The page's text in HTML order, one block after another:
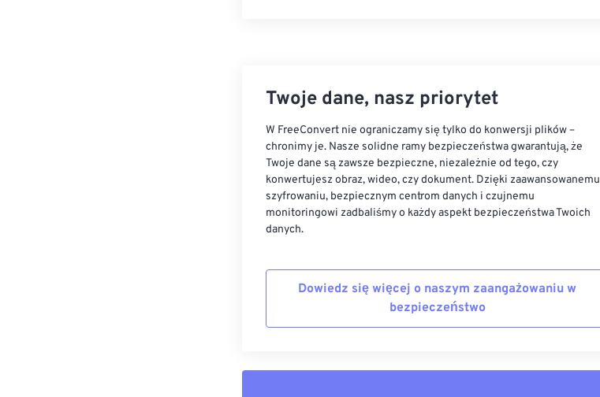
Twoje dane, nasz priorytet
W FreeConvert nie ograniczamy się tylko do konwersji plików –
chronimy je. Nasze solidne ramy bezpieczeństwa gwarantują, że
Twoje dane są zawsze bezpieczne, niezależnie od tego, czy
konwertujesz obraz, wideo, czy dokument. Dzięki zaawansowanemu
szyfrowaniu, bezpiecznym centrom danych i czujnemu
monitoringowi zadbaliśmy o każdy aspekt bezpieczeństwa Twoich
danych.
Dowiedz się więcej o naszym zaangażowaniu w
bezpieczeństwo